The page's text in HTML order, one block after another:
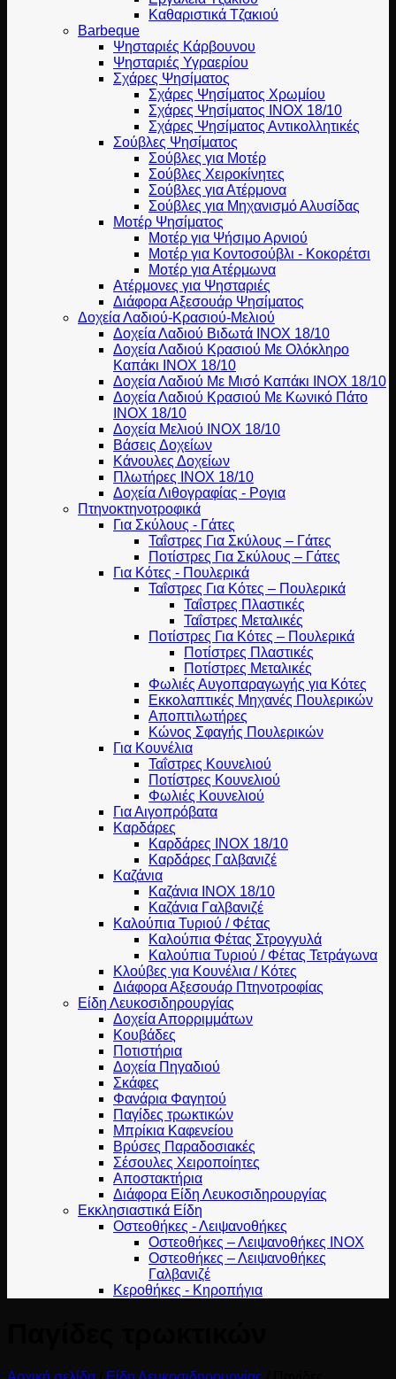
Καθαριστικά Τζακιού
Barbeque
Ψησταριές Κάρβουνου
Ψησταριές Υγραερίου
Σχάρες Ψησίματος
Σχάρες Ψησίματος Χρωμίου
Σχάρες Ψησίματος INOX 18/10
Σχάρες Ψησίματος Αντικολλητικές
Σούβλες Ψησίματος
Σούβλες για Μοτέρ
Σούβλες Χειροκίνητες
Σούβλες για Ατέρμονα
Σούβλες για Μηχανισμό Αλυσίδας
Μοτέρ Ψησίματος
Μοτέρ για Ψήσιμο Αρνιού
Μοτέρ για Κοντοσούβλι - Κοκορέτσι
Μοτέρ για Ατέρμωνα
Ατέρμονες για Ψησταριές
Διάφορα Αξεσουάρ Ψησίματος
Δοχεία Λαδιού-Κρασιού-Μελιού
Δοχεία Λαδιού Βιδωτά ΙΝΟΧ 18/10
Δοχεία Λαδιού Κρασιού Με Ολόκληρο
Καπάκι ΙΝΟΧ 18/10
Δοχεία Λαδιού Με Μισό Καπάκι ΙΝΟΧ 18/10
Δοχεία Λαδιού Κρασιού Με Κωνικό Πάτο
ΙΝΟΧ 18/10
Δοχεία Μελιού ΙΝΟΧ 18/10
Βάσεις Δοχείων
Κάνουλες Δοχείων
Πλωτήρες INOX 18/10
Δοχεία Λιθογραφίας - Ρογια
Πτηνοκτηνοτροφικά
Για Σκύλους - Γάτες
Ταΐστρες Για Σκύλους – Γάτες
Ποτίστρες Για Σκύλους – Γάτες
Για Κότες - Πουλερικά
Ταΐστρες Για Κότες – Πουλερικά
Ταΐστρες Πλαστικές
Ταΐστρες Μεταλικές
Ποτίστρες Για Κότες – Πουλερικά
Ποτίστρες Πλαστικές
Ποτίστρες Μεταλικές
Φωλιές Αυγοπαραγωγής για Κότες
Εκκολαπτικές Μηχανές Πουλερικών
Αποπτιλωτήρες
Κώνος Σφαγής Πουλερικών
Για Κουνέλια
Ταΐστρες Κουνελιού
Ποτίστρες Κουνελιού
Φωλιές Κουνελιού
Για Αιγοπρόβατα
Καρδάρες
Καρδάρες INOX 18/10
Καρδάρες Γαλβανιζέ
Καζάνια
Καζάνια INOX 18/10
Καζάνια Γαλβανιζέ
Καλούπια Τυριού / Φέτας
Καλούπια Φέτας Στρογγυλά
Καλούπια Τυριού / Φέτας Τετράγωνα
Κλούβες για Κουνέλια / Κότες
Διάφορα Αξεσουάρ Πτηνοτροφίας
Είδη Λευκοσιδηρουργίας
Δοχεία Απορριμμάτων
Κουβάδες
Ποτιστήρια
Δοχεία Πηγαδιού
Σκάφες
Φανάρια Φαγητού
Παγίδες τρωκτικών
Μπρίκια Καφενείου
Βρύσες Παραδοσιακές
Σέσουλες Χειροποίητες
Αποστακτήρια
Διάφορα Είδη Λευκοσιδηρουργίας
Εκκλησιαστικά Είδη
Οστεοθήκες - Λειψανοθήκες
Οστεοθήκες – Λειψανοθήκες INOX
Οστεοθήκες – Λειψανοθήκες
Γαλβανιζέ
Κεροθήκες - Κηροπήγια